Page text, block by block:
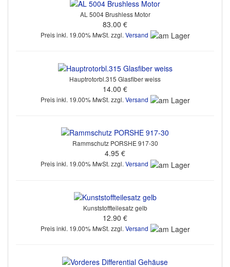
AL 5004 Brushless Motor
83.00 €
Preis inkl. 19.00% MwSt. zzgl. Versand
Hauptrotorbl.315 Glasfiber weiss
14.00 €
Preis inkl. 19.00% MwSt. zzgl. Versand
Rammschutz PORSHE 917-30
4.95 €
Preis inkl. 19.00% MwSt. zzgl. Versand
Kunststoffteilesatz gelb
12.90 €
Preis inkl. 19.00% MwSt. zzgl. Versand